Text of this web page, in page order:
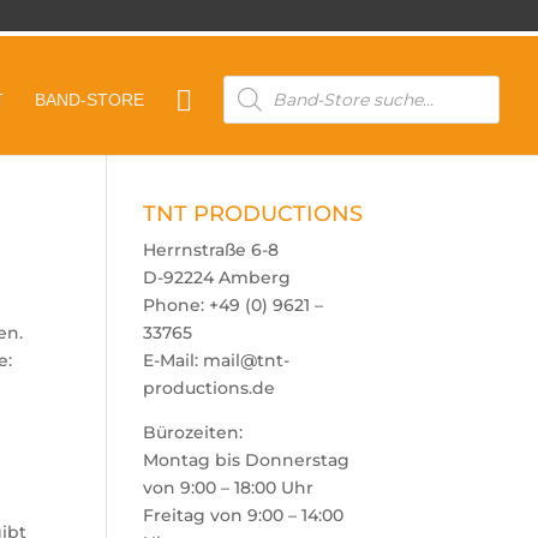
BAND-STORE 
Products
search
TNT PRODUCTIONS
Herrnstraße 6-8
D-92224 Amberg
Phone: +49 (0) 9621 –
33765
E-Mail: mail@tnt-
productions.de
Bürozeiten:
Montag bis Donnerstag
von 9:00 – 18:00 Uhr
Freitag von 9:00 – 14:00